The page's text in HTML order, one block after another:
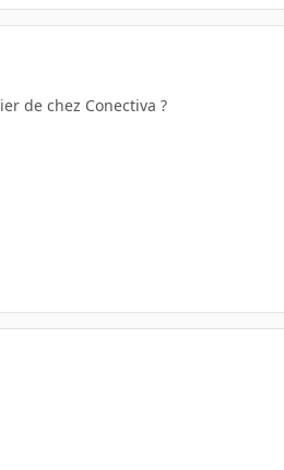
de chez Conectiva ?